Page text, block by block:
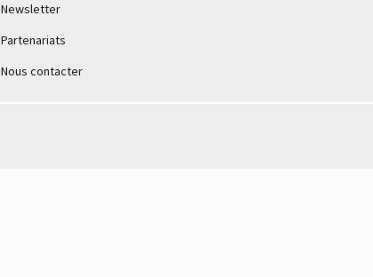
Newsletter
Partenariats
Nous contacter